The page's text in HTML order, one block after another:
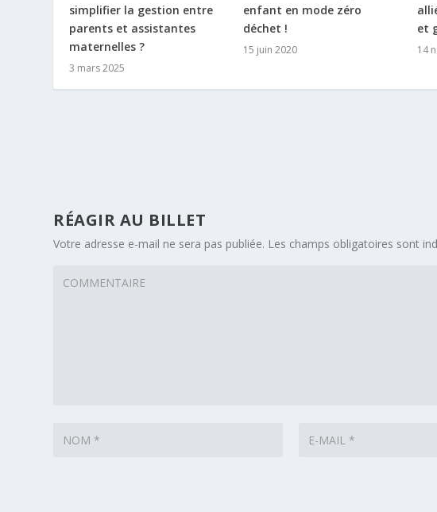
simplifier la gestion entre
parents et assistantes
maternelles ?
3 mars 2025
enfant en mode zéro
déchet !
15 juin 2020
et
14
RÉAGIR AU BILLET
Votre adresse e-mail ne sera pas publiée. Les champs obligatoires sont